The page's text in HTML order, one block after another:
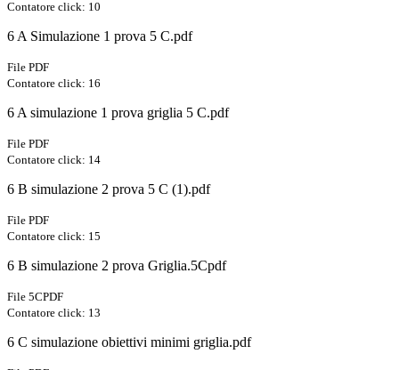
Contatore click: 10
6 A Simulazione 1 prova 5 C.pdf
File PDF
Contatore click: 16
6 A simulazione 1 prova griglia 5 C.pdf
File PDF
Contatore click: 14
6 B simulazione 2 prova 5 C (1).pdf
File PDF
Contatore click: 15
6 B simulazione 2 prova Griglia.5Cpdf
File 5CPDF
Contatore click: 13
6 C simulazione obiettivi minimi griglia.pdf